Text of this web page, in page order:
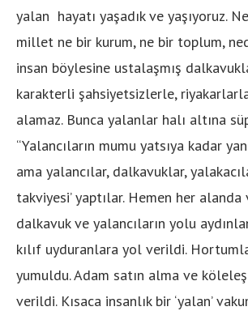
yalan hayatı yaşadık ve yaşıyoruz.
millet ne bir kurum, ne bir toplum,
insan böylesine ustalaşmış
karakterli şahsiyetsizlerle,
alamaz. Bunca yalanlar halı altına
“Yalancıların mumu yatsıya kadar
ama yalancılar, dalkavuklar,
takviyesi’ yaptılar. Hemen her
dalkavuk ve yalancıların yolu
kılıf uyduranlara yol verildi.
yumuldu. Adam satın alma ve
verildi. Kısaca insanlık bir ‘yalan’